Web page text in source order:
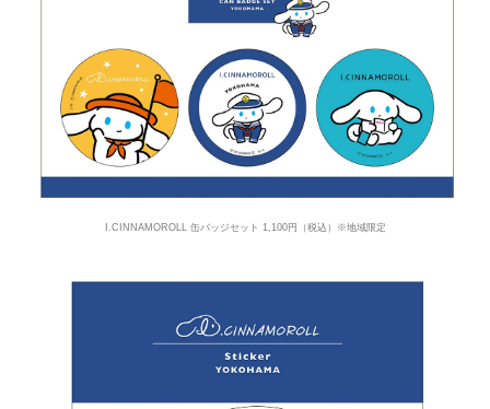
I.CINNAMOROLL 缶バッジセット 1,100円（税込）※地域限定